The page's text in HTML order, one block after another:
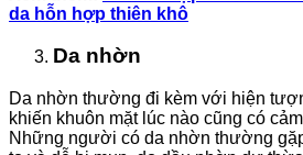
da hỗn hợp thiên khô
Da nhờn
Da nhờn thường đi kèm với hiện
khiến khuôn mặt lúc nào cũng có
Những người có da nhờn thường